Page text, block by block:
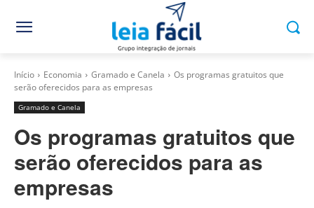
Início Economia Gramado e Canela
Os programas gratuitos que
serão oferecidos para as empresas
Gramado e Canela
Os programas gratuitos que
serão oferecidos para as
empresas